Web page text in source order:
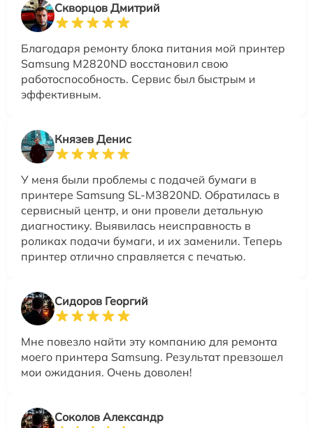
Скворцов Дмитрий
Благодаря ремонту блока питания мой принтер
Samsung M2820ND восстановил свою
работоспособность. Сервис был быстрым и
эффективным.
Князев Денис
У меня были проблемы с подачей бумаги в
принтере Samsung SL-M3820ND. Обратилась в
сервисный центр, и они провели детальную
диагностику. Выявилась неисправность в
роликах подачи бумаги, и их заменили. Теперь
принтер отлично справляется с печатью.
Сидоров Георгий
Мне повезло найти эту компанию для ремонта
моего принтера Samsung. Результат превзошел
мои ожидания. Очень доволен!
Соколов Александр